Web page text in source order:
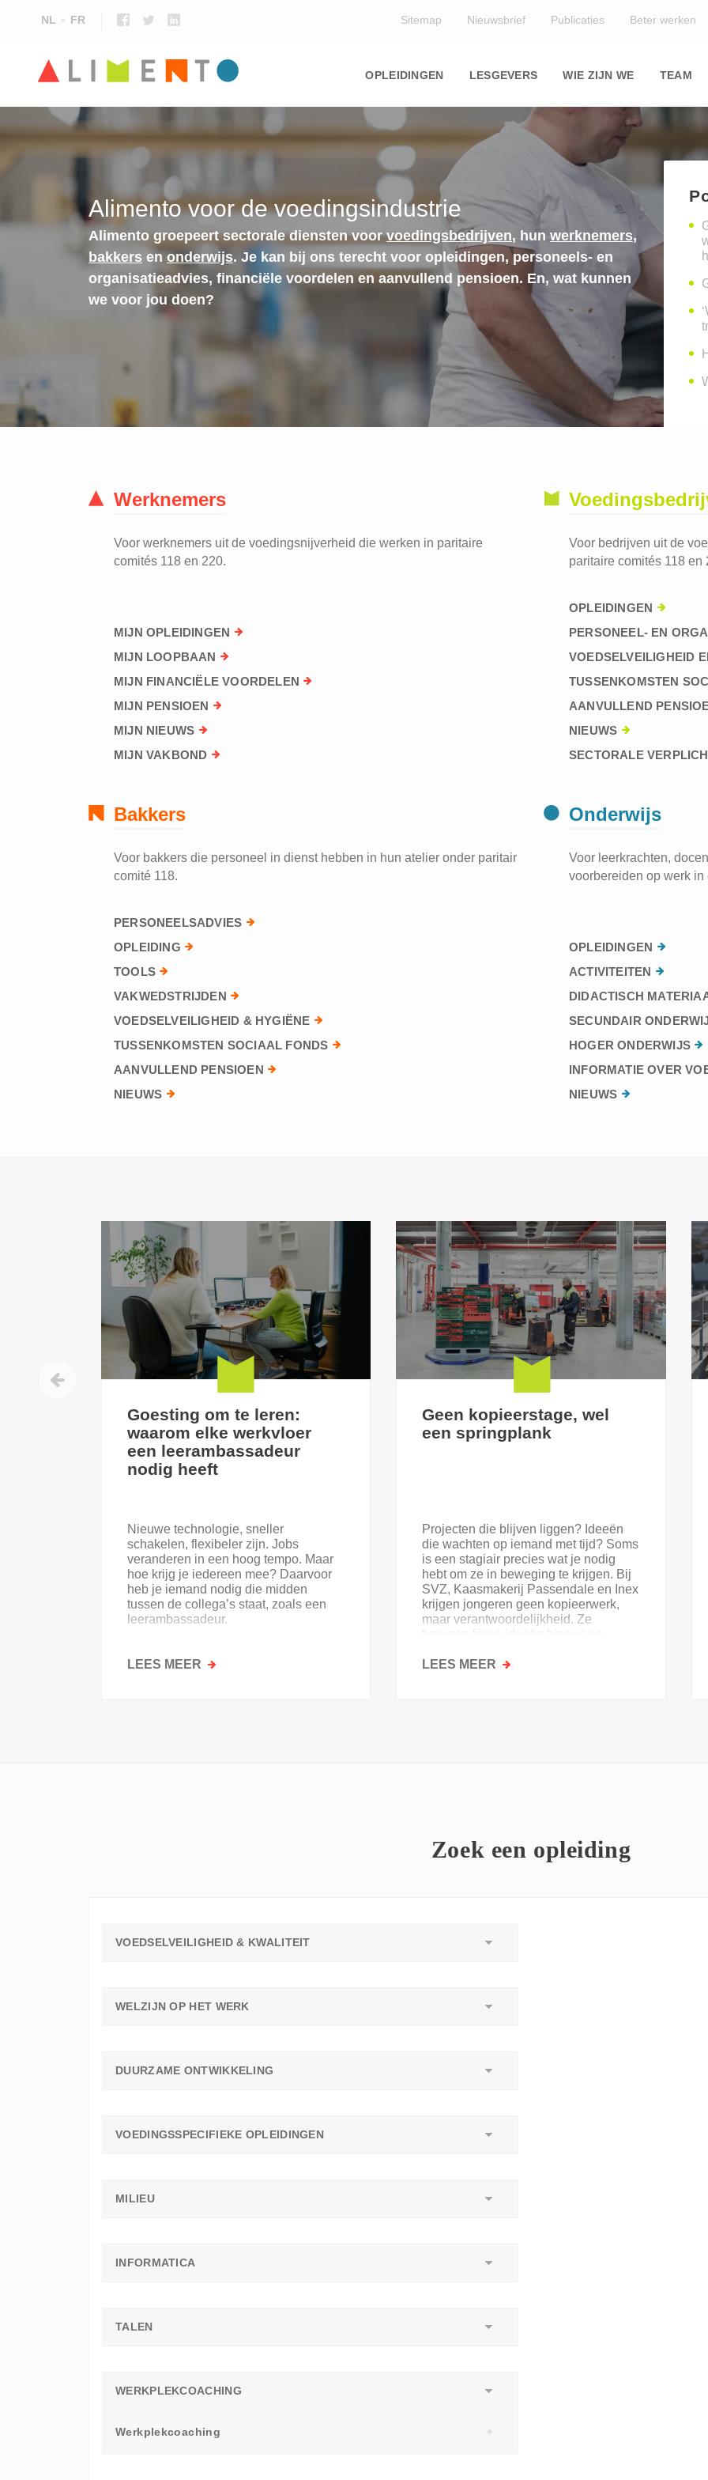
NL FR Sitemap Nieuwsbrief Publicaties Beter werken
navigation
OPLEIDINGEN LESGEVERS WIE ZIJN WE TEAM
Alimento voor de voedingsindustrie
Alimento groepeert sectorale diensten voorvoedingsbedrijven, hun werknemers,
bakkers en onderwijs. Je kan bij ons terecht voor opleidingen, personeels- en
organisatieadvies, financiële voordelen en aanvullend pensioen. En, wat kunnen
we voor jou doen?
Werknemers
Voor werknemers uit de voedingsnijverheid die werken in paritaire
comités 118 en 220.
MIJN OPLEIDINGEN
MIJN LOOPBAAN
MIJN FINANCIËLE VOORDELEN
MIJN PENSIOEN
MIJN NIEUWS
MIJN VAKBOND
Voor bedrijven uit de
paritaire comités 118 en
OPLEIDINGEN
PERSONEEL- EN
VOEDSELVEILIGHEID
TUSSENKOMSTEN
AANVULLEND
NIEUWS
SECTORALE
Bakkers
Voor bakkers die personeel in dienst hebben in hun atelier onder paritair
comité 118.
PERSONEELSADVIES
OPLEIDING
TOOLS
VAKWEDSTRIJDEN
VOEDSELVEILIGHEID & HYGIËNE
TUSSENKOMSTEN SOCIAAL FONDS
AANVULLEND PENSIOEN
NIEUWS
Onderwijs
Voor leerkrachten,
voorbereiden op werk
OPLEIDINGEN
ACTIVITEITEN
DIDACTISCH
SECUNDAIR
HOGER ONDERWIJS
INFORMATIE OVER
NIEUWS
Goesting om te leren:
waarom elke werkvloer
een leerambassadeur
nodig heeft
Nieuwe technologie, sneller
schakelen, flexibeler zijn. Jobs
veranderen in een hoog tempo. Maar
hoe krijg je iedereen mee? Daarvoor
heb je iemand nodig die midden
tussen de collega’s staat, zoals een
leerambassadeur.
LEES MEER OVER
Geen kopieerstage, wel
een springplank
Projecten die blijven liggen? Ideeën
die wachten op iemand met tijd? Soms
is een stagiair precies wat je nodig
hebt om ze in beweging te krijgen. Bij
SVZ, Kaasmakerij Passendale en Inex
krijgen jongeren geen kopieerwerk,
maar verantwoordelijkheid. Ze
brengen frisse ideeën binnen en
LEES MEER OVER
Zoek een opleiding
VOEDSELVEILIGHEID & KWALITEIT
WELZIJN OP HET WERK
DUURZAME ONTWIKKELING
VOEDINGSSPECIFIEKE OPLEIDINGEN
MILIEU
INFORMATICA
TALEN
WERKPLEKCOACHING
Werkplekcoaching